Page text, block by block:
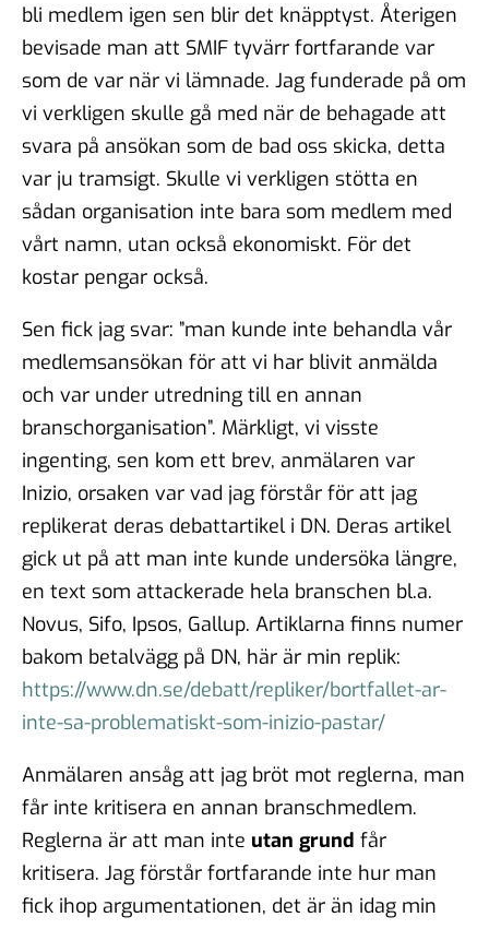
bli medlem igen sen blir det knäpptyst. Återigen
bevisade man att SMIF tyvärr fortfarande var
som de var när vi lämnade. Jag funderade på om
vi verkligen skulle gå med när de behagade att
svara på ansökan som de bad oss skicka, detta
var ju tramsigt. Skulle vi verkligen stötta en
sådan organisation inte bara som medlem med
vårt namn, utan också ekonomiskt. För det
kostar pengar också.
Sen fick jag svar: ”man kunde inte behandla vår
medlemsansökan för att vi har blivit anmälda
och var under utredning till en annan
branschorganisation”. Märkligt, vi visste
ingenting, sen kom ett brev, anmälaren var
Inizio, orsaken var vad jag förstår för att jag
replikerat deras debattartikel i DN. Deras artikel
gick ut på att man inte kunde undersöka längre,
en text som attackerade hela branschen bl.a.
Novus, Sifo, Ipsos, Gallup. Artiklarna finns numer
bakom betalvägg på DN, här är min replik:
https://www.dn.se/debatt/repliker/bortfallet-ar-
inte-sa-problematiskt-som-inizio-pastar/
Anmälaren ansåg att jag bröt mot reglerna, man
får inte kritisera en annan branschmedlem.
Reglerna är att man inte utan grund får
kritisera. Jag förstår fortfarande inte hur man
fick ihop argumentationen, det är än idag min